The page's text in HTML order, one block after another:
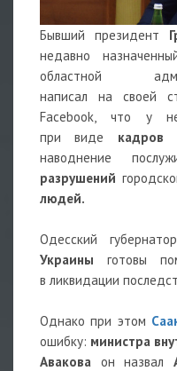
Бывший президент
недавно
областной
написал на своей
Facebook, что у
при виде кадров
наводнение
разрушений
людей.
Одесский
Украины готовы
в ликвидации
Однако при этом
ошибку: министра
Авакова он назвал